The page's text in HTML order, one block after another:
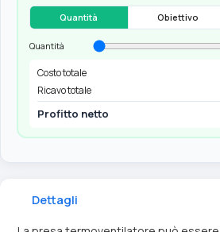
Quantità Obiettivo
Quantità
Costo totale
Ricavo totale
Profitto netto
Dettagli